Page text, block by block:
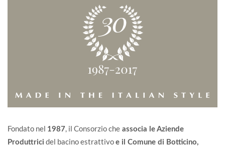
Fondato nel 1987, il Consorzio che associa le Aziende
Produttrici del bacino estrattivo e il Comune di Botticino,